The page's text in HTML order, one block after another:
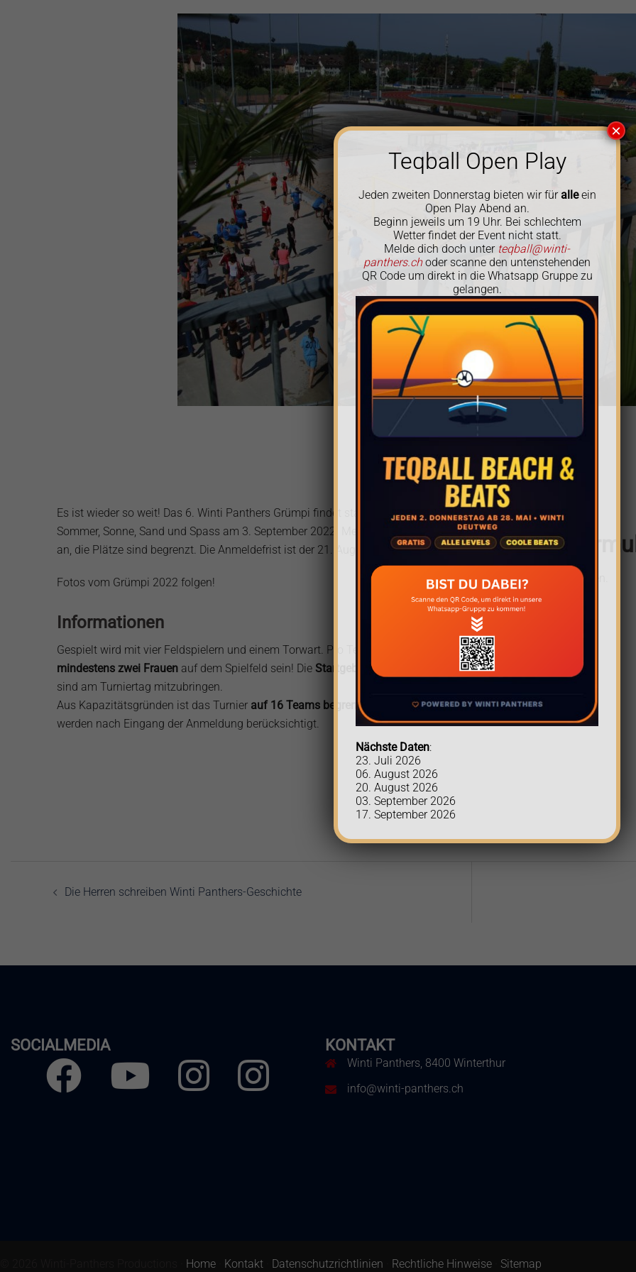
Es ist wieder so weit! Das 6. Winti Panthers Grümpi findet statt. Geniesst
Sommer, Sonne, Sand und Spass am 3. September 2022. Melde dich hier schnell
an, die Plätze sind begrenzt. Die Anmeldefrist ist der 21. August 2022.
Fotos vom Grümpi 2022 folgen!
Informationen
Gespielt wird mit vier Feldspielern und einem Torwart. Pro Team müssen
mindestens zwei Frauenauf dem Spielfeld sein! Die Startgebühr von CHF 80.--
sind am Turniertag mitzubringen.
Aus Kapazitätsgründen ist das Turnier auf 16 Teams begrenzt
. Die Teams
werden nach Eingang der Anmeldung berücksichtigt.
Anmeldung geschlossen.
Die Herren schreiben Winti Panthers-Geschichte
SOCIALMEDIA
Facebook Youtube
Instagram
Herren
Instagram
KONTAKT
Winti Panthers, 8400 Winterthur
info@winti-panthers.ch
Home Kontakt Datenschutzrichtlinien Rechtliche Hinweise Sitemap
Teqball Open Play
Jeden zweiten Donnerstag bieten wir füralleein
Open Play Abend an.
Beginn jeweils um 19 Uhr. Bei schlechtem
Wetter findet der Event nicht statt.
Melde dich doch unter teqball@winti-
panthers.choder scanne den untenstehenden
QR Code um direkt in die Whatsapp Gruppe zu
gelangen.
Nächste Daten:
23. Juli 2026
06. August 2026
20. August 2026
03. September 2026
17. September 2026
×